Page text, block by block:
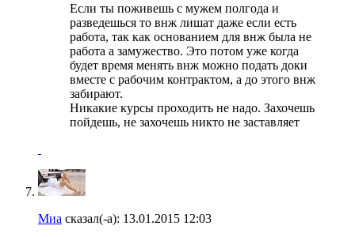
Если ты поживешь с мужем полгода и
разведешься то внж лишат даже если есть
работа, так как основанием для внж была не
работа а замужество. Это потом уже когда
будет время менять внж можно подать доки
вместе с рабочим контрактом, а до этого внж
забирают.
Никакие курсы проходить не надо. Захочешь
пойдешь, не захочешь никто не заставляет
Миа сказал(-а): 13.01.2015 12:03